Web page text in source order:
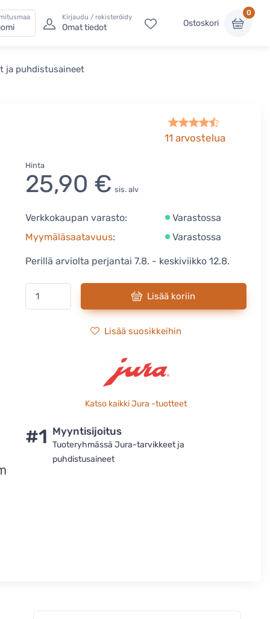
Kirjaudu / rekisteröidy
Omat tiedot Ostoskori
0
ja puhdistusaineet
11 arvostelua
Hinta
25,90 € sis. alv
Verkkokaupan varasto:
Varastossa
Myymäläsaatavuus: Varastossa
Perillä arviolta perjantai 7.8. - keskiviikko 12.8.
Lisää koriin
Lisää suosikkeihin
Katso kaikki Jura -tuotteet
#1 Myyntisijoitus
Tuoteryhmässä Jura-tarvikkeet ja
puhdistusaineet